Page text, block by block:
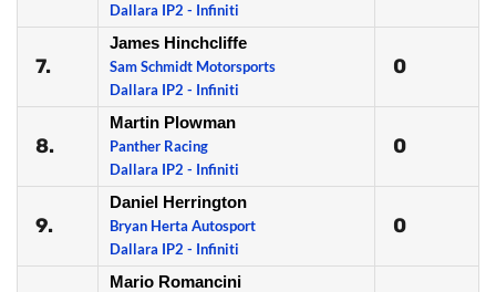
Dallara IP2 - Infiniti
7.
James Hinchcliffe
Sam Schmidt Motorsports
Dallara IP2 - Infiniti
0
8.
Martin Plowman
Panther Racing
Dallara IP2 - Infiniti
0
9.
Daniel Herrington
Bryan Herta Autosport
Dallara IP2 - Infiniti
0
Mario Romancini